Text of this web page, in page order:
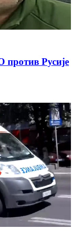
Русије